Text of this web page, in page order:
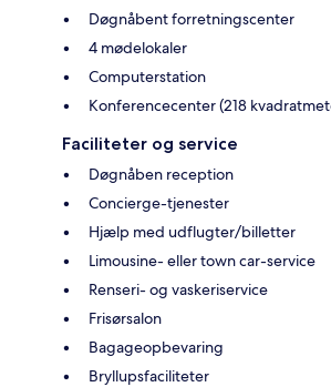
Døgnåbent forretningscenter
4 mødelokaler
Computerstation
Konferencecenter (218
Faciliteter og service
Døgnåben reception
Concierge-tjenester
Hjælp med udflugter/billetter
Limousine- eller town car-service
Renseri- og vaskeriservice
Frisørsalon
Bagageopbevaring
Bryllupsfaciliteter